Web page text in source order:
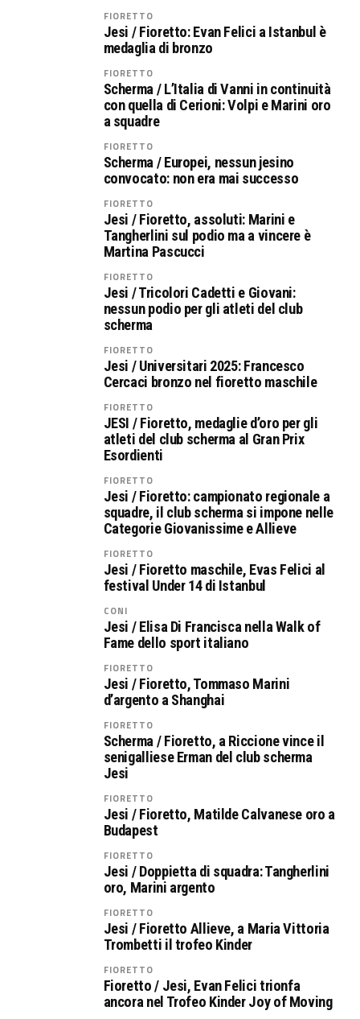
FIORETTO
Jesi / Fioretto: Evan Felici a Istanbul è
medaglia di bronzo
FIORETTO
Scherma / L’Italia di Vanni in continuità
con quella di Cerioni: Volpi e Marini oro
a squadre
FIORETTO
Scherma / Europei, nessun jesino
convocato: non era mai successo
FIORETTO
Jesi / Fioretto, assoluti: Marini e
Tangherlini sul podio ma a vincere è
Martina Pascucci
FIORETTO
Jesi / Tricolori Cadetti e Giovani:
nessun podio per gli atleti del club
scherma
FIORETTO
Jesi / Universitari 2025: Francesco
Cercaci bronzo nel fioretto maschile
FIORETTO
JESI / Fioretto, medaglie d’oro per gli
atleti del club scherma al Gran Prix
Esordienti
FIORETTO
Jesi / Fioretto: campionato regionale a
squadre, il club scherma si impone nelle
Categorie Giovanissime e Allieve
FIORETTO
Jesi / Fioretto maschile, Evas Felici al
festival Under 14 di Istanbul
CONI
Jesi / Elisa Di Francisca nella Walk of
Fame dello sport italiano
FIORETTO
Jesi / Fioretto, Tommaso Marini
d’argento a Shanghai
FIORETTO
Scherma / Fioretto, a Riccione vince il
senigalliese Erman del club scherma
Jesi
FIORETTO
Jesi / Fioretto, Matilde Calvanese oro a
Budapest
FIORETTO
Jesi / Doppietta di squadra: Tangherlini
oro, Marini argento
FIORETTO
Jesi / Fioretto Allieve, a Maria Vittoria
Trombetti il trofeo Kinder
FIORETTO
Fioretto / Jesi, Evan Felici trionfa
ancora nel Trofeo Kinder Joy of Moving